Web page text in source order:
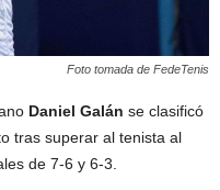
Foto tomada de FedeTenis
Daniel Galán se clasificó
tras superar al tenista al
de 7-6 y 6-3.